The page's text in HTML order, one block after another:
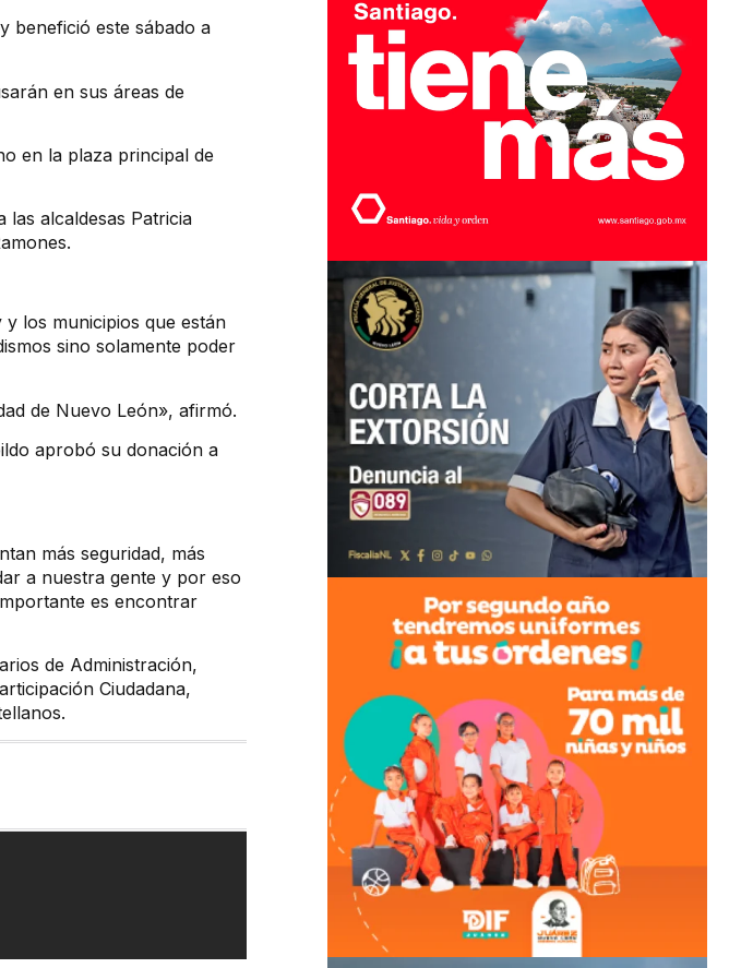
benefició este sábado a
en sus áreas de
en la plaza principal de
alcaldesas Patricia
los municipios que están
sino solamente poder
de Nuevo León», afirmó.
aprobó su donación a
más seguridad, más
a nuestra gente y por eso
es encontrar
de Administración,
Ciudadana,